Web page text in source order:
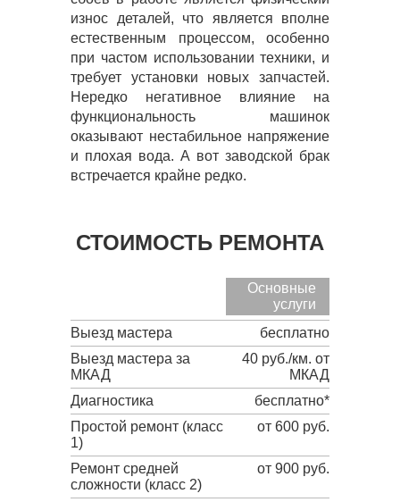
износ деталей, что является вполне
естественным процессом, особенно
при частом использовании техники, и
требует установки новых запчастей.
Нередко негативное влияние на
функциональность машинок
оказывают нестабильное напряжение
и плохая вода. А вот заводской брак
встречается крайне редко.
СТОИМОСТЬ РЕМОНТА
Основные
услуги
Выезд мастера
бесплатно
Выезд мастера за
МКАД
40 руб./км. от
МКАД
Диагностика
бесплатно*
Простой ремонт (класс
1)
от 600 руб.
Ремонт средней
сложности (класс 2)
от 900 руб.